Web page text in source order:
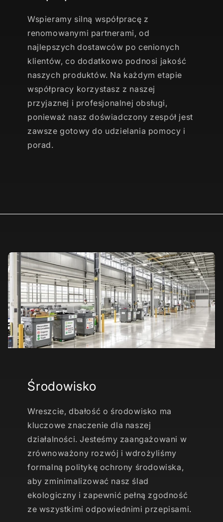
Wspieramy silną współpracę z
renomowanymi partnerami, od
najlepszych dostawców po cenionych
klientów, co dodatkowo podnosi jakość
naszych produktów. Na każdym etapie
współpracy korzystasz z naszej
przyjaznej i profesjonalnej obsługi,
ponieważ nasz doświadczony zespół jest
zawsze gotowy do udzielania pomocy i
porad.
Środowisko
Wreszcie, dbałość o środowisko ma
kluczowe znaczenie dla naszej
działalności. Jesteśmy zaangażowani w
zrównoważony rozwój i wdrożyliśmy
formalną politykę ochrony środowiska,
aby zminimalizować nasz ślad
ekologiczny i zapewnić pełną zgodność
ze wszystkimi odpowiednimi przepisami.